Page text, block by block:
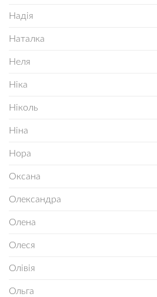
Надія
Наталка
Неля
Ніка
Ніколь
Ніна
Нора
Оксана
Олександра
Олена
Олеся
Олівія
Ольга